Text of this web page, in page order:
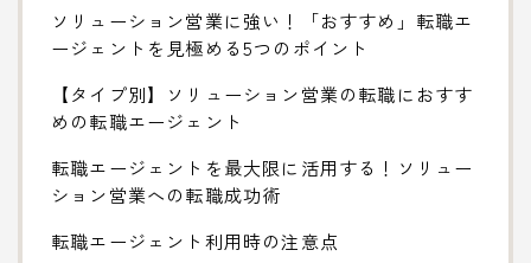
ソリューション営業に強い！「おすすめ」転職エ
ージェントを見極める5つのポイント
【タイプ別】ソリューション営業の転職におすす
めの転職エージェント
転職エージェントを最大限に活用する！ソリュー
ション営業への転職成功術
転職エージェント利用時の注意点